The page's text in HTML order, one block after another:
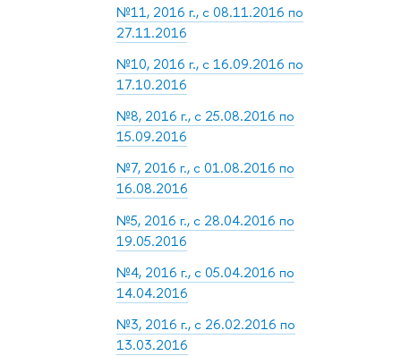
№11, 2016 г., с 08.11.2016 по
27.11.2016
№10, 2016 г., с 16.09.2016 по
17.10.2016
№8, 2016 г., с 25.08.2016 по
15.09.2016
№7, 2016 г., с 01.08.2016 по
16.08.2016
№5, 2016 г., с 28.04.2016 по
19.05.2016
№4, 2016 г., с 05.04.2016 по
14.04.2016
№3, 2016 г., с 26.02.2016 по
13.03.2016